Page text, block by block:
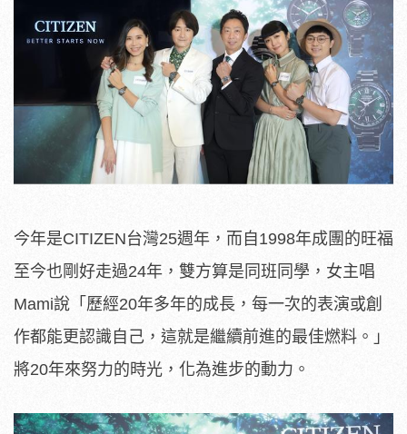
今年是CITIZEN台灣25週年，而自1998年成團的旺福
至今也剛好走過24年，雙方算是同班同學，女主唱
Mami說「歷經20年多年的成長，每一次的表演或創
作都能更認識自己，這就是繼續前進的最佳燃料。」
將20年來努力的時光，化為進步的動力。